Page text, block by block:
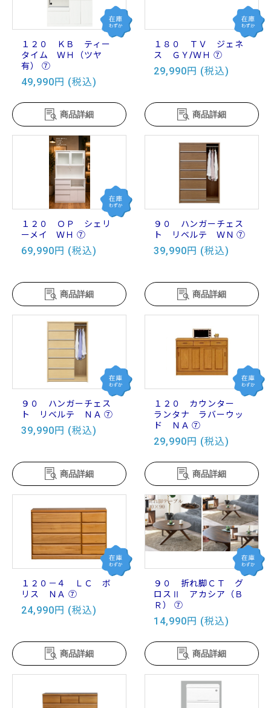
１２０ ＫＢ ティー
タイム ＷＨ（ツヤ
有） ⑦
49,990円 (税込)
商品詳細
１８０ ＴＶ ジェネ
ス ＧＹ/ＷＨ ⑦
29,990円 (税込)
商品詳細
１２０ ＯＰ シェリ
ーメイ ＷＨ ⑦
69,990円 (税込)
商品詳細
９０ ハンガーチェス
ト リベルテ ＷＮ ⑦
39,990円 (税込)
商品詳細
９０ ハンガーチェス
ト リベルテ ＮＡ ⑦
39,990円 (税込)
商品詳細
１２０ カウンター
ランタナ ラバーウッ
ド ＮＡ ⑦
29,990円 (税込)
商品詳細
１２０－４ ＬＣ ボ
リス ＮＡ ⑦
24,990円 (税込)
商品詳細
９０ 折れ脚ＣＴ グ
ロスⅡ アカシア（Ｂ
Ｒ） ⑦
14,990円 (税込)
商品詳細